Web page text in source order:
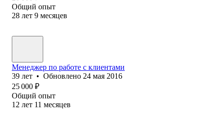
Общий опыт
28 лет 9 месяцев
Менеджер по работе с клиентами
39 лет • Обновлено 24 мая 2016
25 000 ₽
Общий опыт
12 лет 11 месяцев